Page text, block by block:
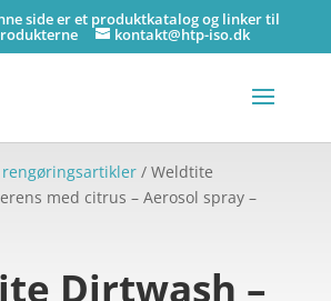
side er et produktkatalog og linker til
kontakt@htp-iso.dk
rengøringsartikler/ Weldtite
med citrus – Aerosol spray –
Dirtwash –